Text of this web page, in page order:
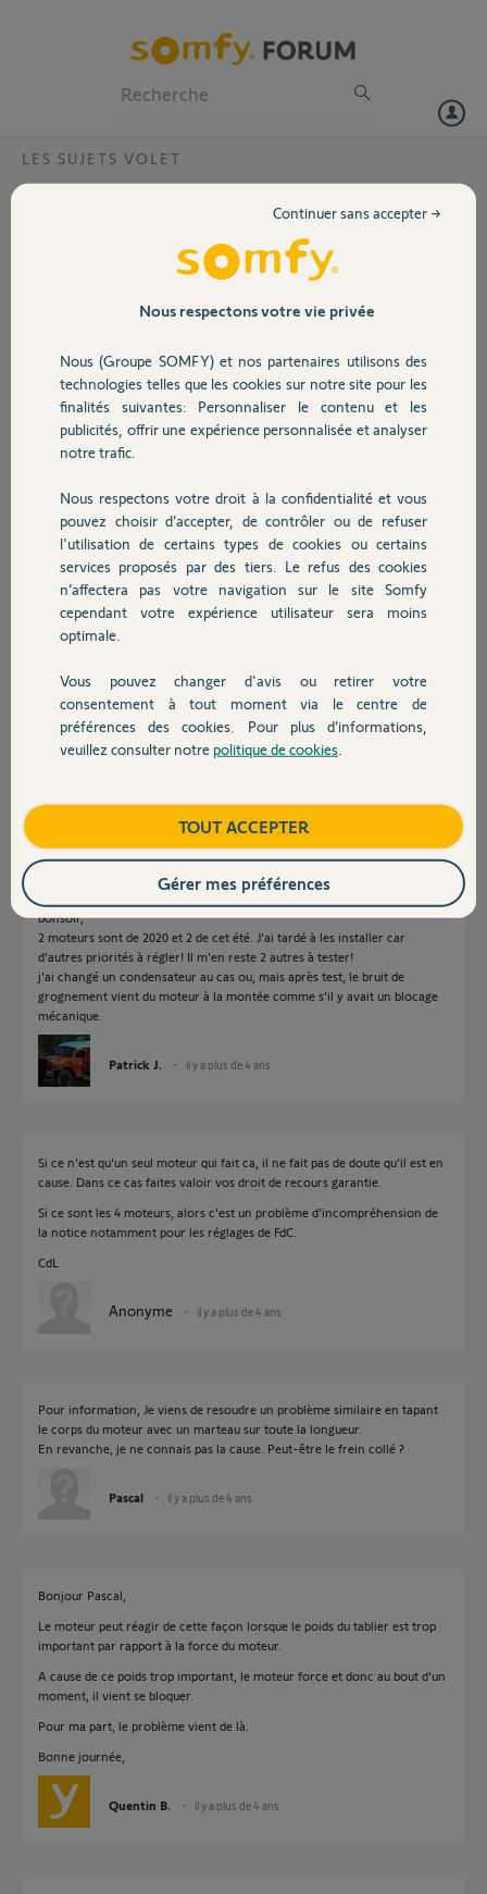
Volet
Sécurité
Domotique
Chauffage
Autres produits
Devis avec un pro
Contact
LES SUJETS VOLET
problème moteur solus2PA8/12 ?
Bonjour,
je me trouve devant un
souci avec 4 volets . le
moteur tourne
uniquement en descente.
grogne.
Je ne sais quoi faire.
Merci,
il y a plus de 4 ans
Participer au fil de discussion
Réponses
Bonjour,
Quel âge à ce moteur ?
Avez-vous fait qqs chose dessus ?
il y a plus de 4 ans
bonsoir,
2 moteurs sont de 2020 et 2 de cet été. J'ai tardé à les installer car
d'autres priorités à régler! Il m'en reste 2 autres à tester!
j'ai changé un condensateur au cas ou, mais après test, le bruit de
grognement vient du moteur à la montée comme s'il y avait un blocage
mécanique.
Patrick J. il y a plus de 4 ans
Si ce n'est qu'un seul moteur qui fait ca, il ne fait pas de doute qu'il est en
cause. Dans ce cas faites valoir vos droit de recours garantie.
Si ce sont les 4 moteurs, alors c'est un problème d'incompréhension de
la notice notamment pour les réglages de FdC.
CdL
Anonyme il y a plus de 4 ans
Pour information, Je viens de resoudre un problème similaire en tapant
le corps du moteur avec un marteau sur toute la longueur.
En revanche, je ne connais pas la cause. Peut-être le frein collé ?
Pascal il y a plus de 4 ans
Bonjour Pascal,
Le moteur peut réagir de cette façon lorsque le poids du tablier est trop
important par rapport à la force du moteur.
A cause de ce poids trop important, le moteur force et donc au bout d'un
moment, il vient se bloquer.
Pour ma part, le problème vient de là.
Bonne journée,
Quentin B. il y a plus de 4 ans
Nous respectons votre vie privée
Nous (Groupe SOMFY) et nos partenaires utilisons des
technologies telles que les cookies sur notre site pour les
finalités suivantes: Personnaliser le contenu et les
publicités, offrir une expérience personnalisée et analyser
notre trafic.
Nous respectons votre droit à la confidentialité et vous
pouvez choisir d’accepter, de contrôler ou de refuser
l'utilisation de certains types de cookies ou certains
services proposés par des tiers. Le refus des cookies
n’affectera pas votre navigation sur le site Somfy
cependant votre expérience utilisateur sera moins
optimale.
Vous pouvez changer d'avis ou retirer votre
consentement à tout moment via le centre de
préférences des cookies. Pour plus d’informations,
veuillez consulter notre politique de cookies
Continuer sans accepter →
TOUT ACCEPTER
Gérer mes préférences